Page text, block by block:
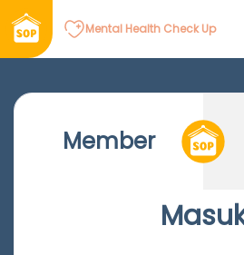
Mental Health Check Up
Member